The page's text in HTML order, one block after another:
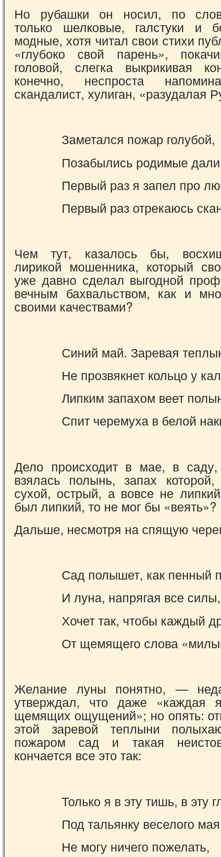
Но рубашки он носил, по
только шел­ковые, галстуки и
модные, хотя читал свои стихи
«глубоко свой парень»,
головой, слегка выкрикивая
конечно, неспроста
скандалист, хули­ган, «разудалая
Заметался пожар голубой,
Позабылись родимые
Первый раз я запел про
Первый раз отрекаюсь
Чем тут, казалось бы,
лирикой мо­шенника, который
уже давно сделал вы­годной
вечным бахвальством, как и
своими качествами?
Синий май. Заревая
Не прозвякнет кольцо у
Липким запахом веет
Спит черемуха в белой
Дело происходит в мае, в
взялась полынь, запах которой,
сухой, острый, а вовсе не
был липкий, то не мог бы «веять»?
Дальше, несмотря на спящую
Сад полышет, как пенный
И луна, напрягая все силы,
Хочет так, чтобы каждый
От щемящего слова
Желание луны понятно, —
утверж­дал, что даже «каждая
щемящих ощуще­ний»; но опять:
этой заревой теплыни
пожаром сад и такая
кончается все это так:
Только я в эту тишь, в эту
Под тальянку веселого
Не могу ничего пожелать,